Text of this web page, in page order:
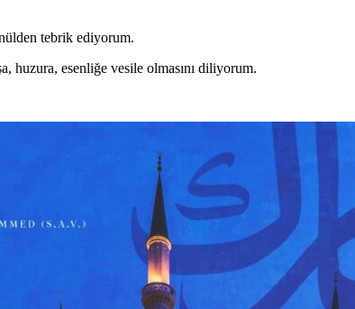
tebrik ediyorum.
huzura, esenliğe vesile olmasını diliyorum.